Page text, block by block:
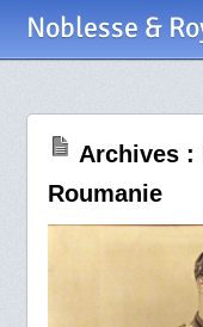
Noblesse &
Archives :
Roumanie